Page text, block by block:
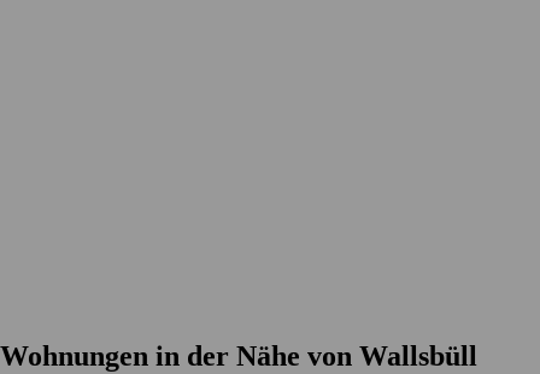
Wohnungen in der Nähe von Wallsbüll